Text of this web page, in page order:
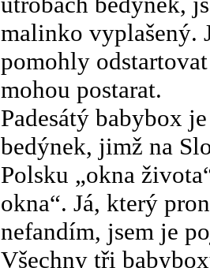
malinko vyplašený.
pomohly
mohou postarat.
Padesátý babybox
bedýnek, jimž na
Polsku „okna
okna“. Já, který
nefandím, jsem je
Všechny tři